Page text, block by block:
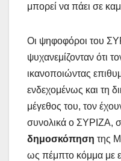
μπορεί να πάει σε
Οι ψηφοφόροι του
ψυχανεμίζονταν ότι
ικανοποιώντας
ενδεχομένως και τη
μέγεθος του, τον
συνολικά ο ΣΥΡΙΖΑ,
δημοσκόπηση της
ως πέμπτο κόμμα με